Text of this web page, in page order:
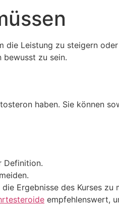
die Leistung zu steigern
bewusst zu sein.
haben. Sie können
Definition.
Ergebnisse des Kurses zu
empfehlenswert,